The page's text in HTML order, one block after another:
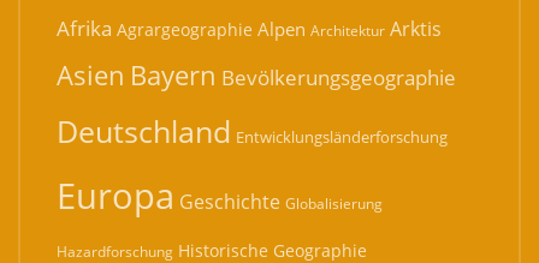
Afrika Agrargeographie Alpen Architektur Arktis
Asien Bayern Bevölkerungsgeographie
Deutschland Entwicklungsländerforschung
Europa Geschichte Globalisierung
Hazardforschung Historische Geographie